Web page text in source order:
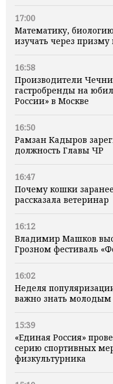
17:00
Математику,
изучать через
16:58
Производители
гастробренды на
России» в Москве
16:50
Рамзан Кадыров
должность Главы ЧР
16:47
Почему кошки
рассказала ветеринар
16:12
Владимир Машков
Грозном фестиваль
16:02
Неделя
важно знать
15:39
«Единая Россия»
серию спортивных
физкультурника